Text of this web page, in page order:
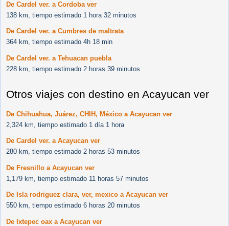
De Cardel ver. a Cordoba ver
138 km, tiempo estimado 1 hora 32 minutos
De Cardel ver. a Cumbres de maltrata
364 km, tiempo estimado 4h 18 min
De Cardel ver. a Tehuacan puebla
228 km, tiempo estimado 2 horas 39 minutos
Otros viajes con destino en Acayucan ver
De Chihuahua, Juárez, CHIH, México a Acayucan ver
2,324 km, tiempo estimado 1 día 1 hora
De Cardel ver. a Acayucan ver
280 km, tiempo estimado 2 horas 53 minutos
De Fresnillo a Acayucan ver
1,179 km, tiempo estimado 11 horas 57 minutos
De Isla rodriguez clara, ver, mexico a Acayucan ver
550 km, tiempo estimado 6 horas 20 minutos
De Ixtepec oax a Acayucan ver